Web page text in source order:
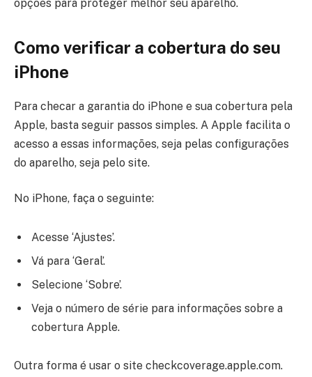
opções para proteger melhor seu aparelho.
Como verificar a cobertura do seu
iPhone
Para checar a garantia do iPhone e sua cobertura pela
Apple, basta seguir passos simples. A Apple facilita o
acesso a essas informações, seja pelas configurações
do aparelho, seja pelo site.
No iPhone, faça o seguinte:
Acesse ‘Ajustes’.
Vá para ‘Geral’.
Selecione ‘Sobre’.
Veja o número de série para informações sobre a
cobertura Apple.
Outra forma é usar o site checkcoverage.apple.com.